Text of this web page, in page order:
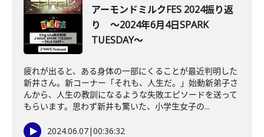
アーモンドミルクFES 2024振り返
り ～2024年6月4日SPARK
TUESDAY～
疲れが出ると、ある身体の一部にくることが最近判明した
新井さん。新コーナー「それも、人生だ。」始動新弟子さ
んから、人生の教訓になるような失敗エピソードを送って
もらいます。思わず新井も驚いた、小学生女子の...
2024.06.07|00:36:32